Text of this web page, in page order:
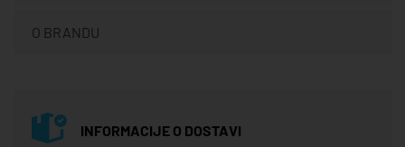
O BRANDU
INFORMACIJE O DOSTAVI